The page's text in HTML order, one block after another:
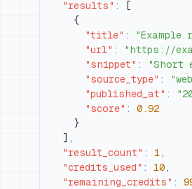
"results" :
[
{
"title" : "Example
"url" : "https://
"snippet" : "Short
"source_type" :
"published_at" :
"score" :
0.92
}
] ,
"result_count" : 1 ,
"credits_used" : 10 ,
"remaining_credits" :